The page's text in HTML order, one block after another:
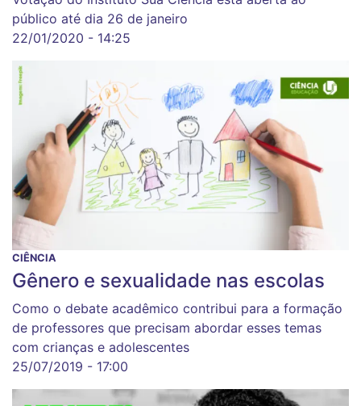
público até dia 26 de janeiro
22/01/2020 - 14:25
CIÊNCIA
Gênero e sexualidade nas escolas
Como o debate acadêmico contribui para a formação
de professores que precisam abordar esses temas
com crianças e adolescentes
25/07/2019 - 17:00